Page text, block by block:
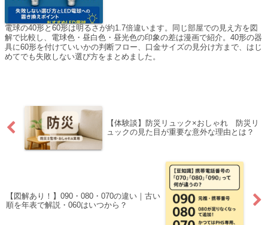
電球の40形と60形は明るさが約1.7倍違います。同じ部屋での見え方を図
解で比較し、電球色・昼白色・昼光色の印象の差は漫画で紹介。40形の器
具に60形を付けていいかの判断フロー、口金サイズの見分け方まで、はじ
めてでも失敗しない選び方をまとめました。
【体験談】防災リュック×おしゃれ 防災リ
ュックの見た目が重要な意外な理由とは？
【図解あり！】090・080・070の違い｜古い
順を年表で解説・060はいつから？